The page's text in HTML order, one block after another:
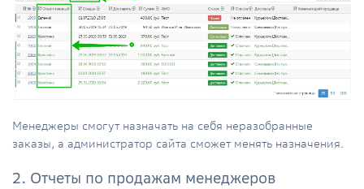
Менеджеры смогут назначать на себя неразобранные
заказы, а администратор сайта сможет менять назначения.
2. Отчеты по продажам менеджеров